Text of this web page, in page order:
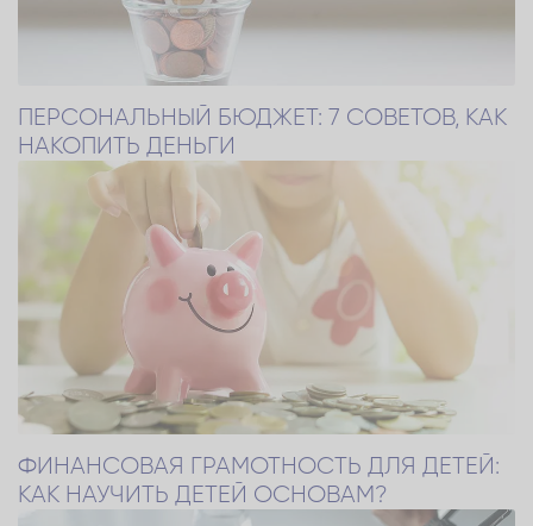
ПЕРСОНАЛЬНЫЙ БЮДЖЕТ: 7 СОВЕТОВ, КАК
НАКОПИТЬ ДЕНЬГИ
ФИНАНСОВАЯ ГРАМОТНОСТЬ ДЛЯ ДЕТЕЙ:
КАК НАУЧИТЬ ДЕТЕЙ ОСНОВАМ?